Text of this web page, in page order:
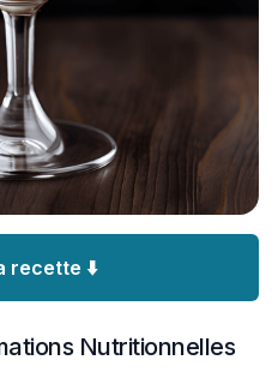
recette ⬇️
Nutritionnelles